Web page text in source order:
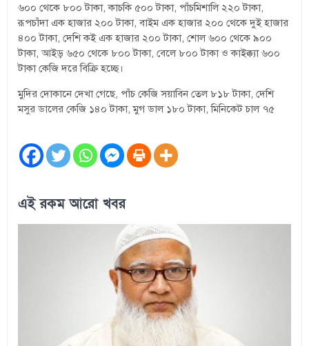
৬০০ থেকে ৮০০ টাকা, কাচকি ৫০০ টাকা, পাঁচমিশালি ২২০ টাকা,
রূপচাঁদা এক হাজার ২০০ টাকা, বাইম এক হাজার ২০০ থেকে দুই হাজার
৪০০ টাকা, দেশি কই এক হাজার ২০০ টাকা, শোল ৬০০ থেকে ৯০০
টাকা, আইড় ৬৫০ থেকে ৮০০ টাকা, বেলে ৮০০ টাকা ও কাইক্ক্যা ৬০০
টাকা কেজি দরে বিক্রি হচ্ছে।
মুদির দোকানে দেখা গেছে, পাঁচ কেজি সয়াবিন তেল ৮১৮ টাকা, দেশি
মসুর ডালের কেজি ১৪০ টাকা, মুগ ডাল ১৮০ টাকা, মিনিকেট চাল ৭৫
এই রকম আরো খবর